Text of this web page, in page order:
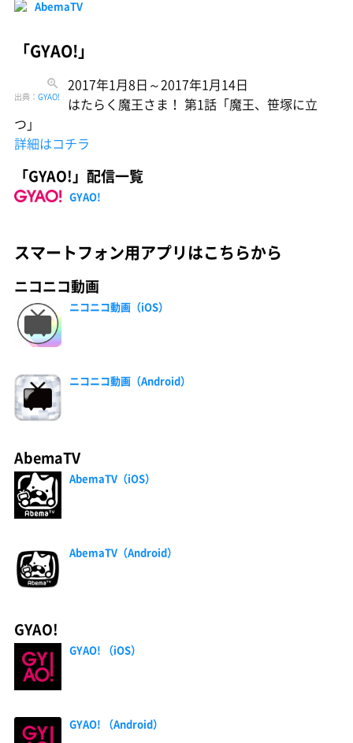
AbemaTV
「GYAO!」
出典： GYAO!
2017年1月8日～2017年1月14日
はたらく魔王さま！ 第1話「魔王、笹塚に立
つ」
詳細はコチラ
「GYAO!」配信一覧
GYAO!
スマートフォン用アプリはこちらから
ニコニコ動画
ニコニコ動画（iOS）
ニコニコ動画（Android）
AbemaTV
AbemaTV（iOS）
AbemaTV（Android）
GYAO!
GYAO! （iOS）
GYAO! （Android）